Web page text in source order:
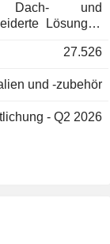
Dach- und
Kühl- und
(41,4 %),
27.526
und -zubehör
- Q2 2026